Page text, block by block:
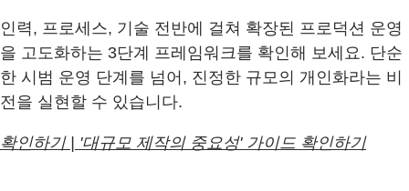
인력, 프로세스, 기술 전반에 걸쳐 확장된 프로덕션 운영
을 고도화하는 3단계 프레임워크를 확인해 보세요. 단순
한 시범 운영 단계를 넘어, 진정한 규모의 개인화라는 비
전을 실현할 수 있습니다.
확인하기 | '대규모 제작의 중요성' 가이드 확인하기